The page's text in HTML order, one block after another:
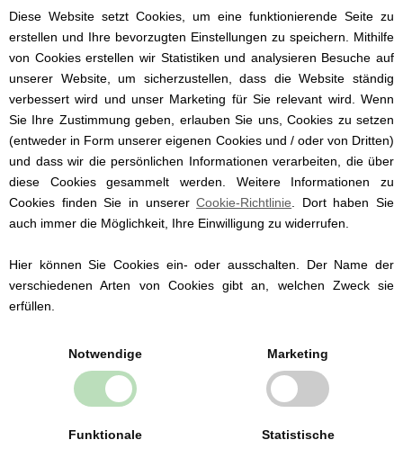
Diese Website setzt Cookies, um eine funktionierende Seite zu
erstellen und Ihre bevorzugten Einstellungen zu speichern. Mithilfe
von Cookies erstellen wir Statistiken und analysieren Besuche auf
unserer Website, um sicherzustellen, dass die Website ständig
verbessert wird und unser Marketing für Sie relevant wird. Wenn
Sie Ihre Zustimmung geben, erlauben Sie uns, Cookies zu setzen
(entweder in Form unserer eigenen Cookies und / oder von Dritten)
und dass wir die persönlichen Informationen verarbeiten, die über
diese Cookies gesammelt werden. Weitere Informationen zu
Cookies finden Sie in unsererCookie-Richtlinie . Dort haben Sie
auch immer die Möglichkeit, Ihre Einwilligung zu widerrufen.
Hier können Sie Cookies ein- oder ausschalten. Der Name der
verschiedenen Arten von Cookies gibt an, welchen Zweck sie
erfüllen.
Notwendige Marketing
Funktionale Statistische
Der Body hat lange Ärmel, sodass er
auch an kalten Tagen getragen werden
kann.
Dieser Body ist aus der Newborn Serie
von Petit Sofie Schnoor. Die gleiche Serie
umfasst auch einen Hut, einen Overall
und eine Hose, wenn Sie eher auf ein
zweiteiliges Set stehen.
Dieser Baby Body ist der ideale Start
gesehenes Geschenk zur Geburt oder
Taufe.
56 (1-2 Monate)
62 (3 Monate)
68 (6 Monate)